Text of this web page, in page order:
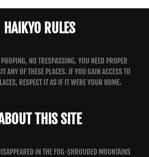
HAIKYO RULES
NO TRESPASSING. YOU NEED PROPER
ANY OF THESE PLACES. IF YOU GAIN ACCESS TO
RESPECT IT AS IF IT WERE YOUR HOME.
THIS SITE
IN THE FOG-SHROUDED MOUNTAINS